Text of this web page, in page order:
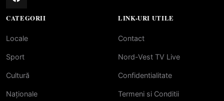
CATEGORII
Locale
Sport
Cultură
Naționale
LINK-URI UTILE
Contact
Nord-Vest TV Live
Confidentialitate
Termeni si Conditii